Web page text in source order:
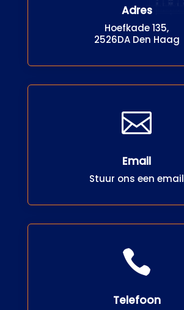
Adres
Hoefkade 135,
2526DA Den Haag

Email
Stuur ons een email

Telefoon